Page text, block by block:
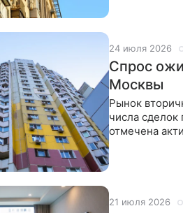
24 июля 2026
Спрос
Москвы
Рынок
числа
отмечена
21 июля 2026